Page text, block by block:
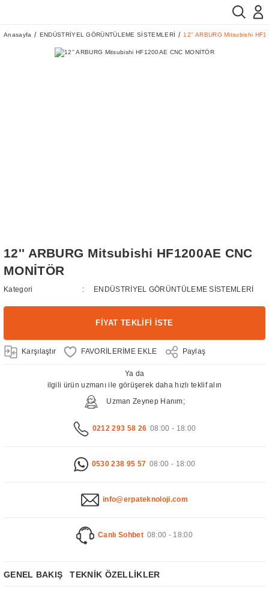
Anasayfa ENDÜSTRİYEL GÖRÜNTÜLEME SİSTEMLERİ 12'' ARBURG Mitsubishi
12'' ARBURG Mitsubishi HF1200AE CNC
MONİTÖR
Kategori ENDÜSTRİYEL GÖRÜNTÜLEME SİSTEMLERİ
FİYAT TEKLİFİ İSTE
Karşılaştır Paylaş
Ya da
ilgili ürün uzmanı ile görüşerek daha hızlı teklif alın
Uzman Zeynep Hanım;
0212 293 58 26 08:00 - 18:00
0530 238 95 57 08:00 - 18:00
info@erpateknoloji.com
Canlı Sohbet 08:00 - 18:00
GENEL BAKIŞ TEKNİK ÖZELLİKLER